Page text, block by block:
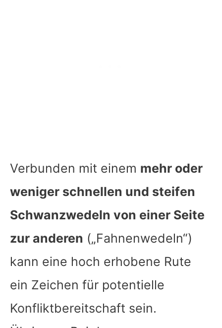
Verbunden mit einem mehr oder
weniger schnellen und steifen
Schwanzwedeln von einer Seite
zur anderen („Fahnenwedeln“)
kann eine hoch erhobene Rute
ein Zeichen für potentielle
Konfliktbereitschaft sein.